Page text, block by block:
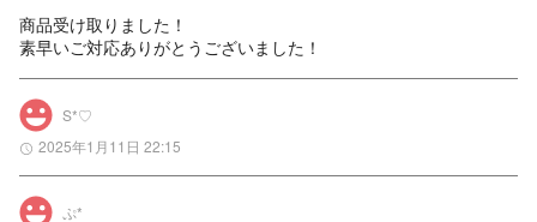
商品受け取りました！
素早いご対応ありがとうございました！
S*♡
2025年1月11日 22:15
ぷ*